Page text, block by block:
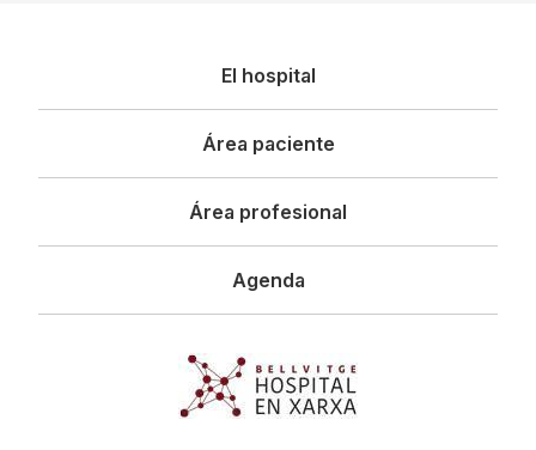
principal
El hospital
Área paciente
Área profesional
Agenda